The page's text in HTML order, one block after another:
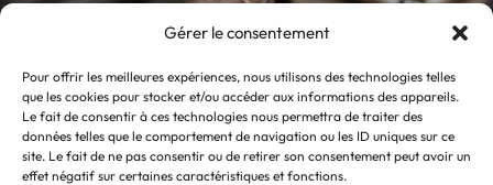
Gérer le consentement
Pour offrir les meilleures expériences, nous utilisons des technologies telles
que les cookies pour stocker et/ou accéder aux informations des appareils.
Le fait de consentir à ces technologies nous permettra de traiter des
données telles que le comportement de navigation ou les ID uniques sur ce
site. Le fait de ne pas consentir ou de retirer son consentement peut avoir un
effet négatif sur certaines caractéristiques et fonctions.